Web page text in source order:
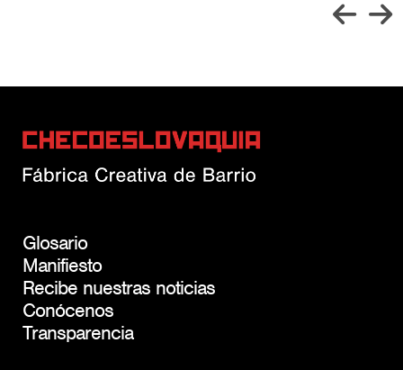
Glosario
Manifiesto
Recibe nuestras noticias
Conócenos
Transparencia